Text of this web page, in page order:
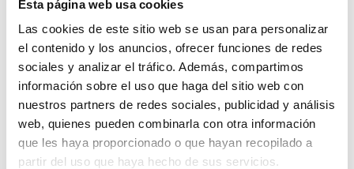
Esta página web usa cookies
Las cookies de este sitio web se usan para personalizar
el contenido y los anuncios, ofrecer funciones de redes
sociales y analizar el tráfico. Además, compartimos
información sobre el uso que haga del sitio web con
nuestros partners de redes sociales, publicidad y análisis
web, quienes pueden combinarla con otra información
que les haya proporcionado o que hayan recopilado a
partir del uso que haya hecho de sus servicios.
de muebles de manera tradicional, de uno en uno, ya
que en la producción en serie no pueden tenerse en
cuenta estos detalles.
Transporte y montaje
El transporte está incluido en el precio de todos los
productos. Este servicio se realiza a través de agencias
especializadas en el transporte de muebles salvo
excepciones por tratarse de zonas muy remotas.